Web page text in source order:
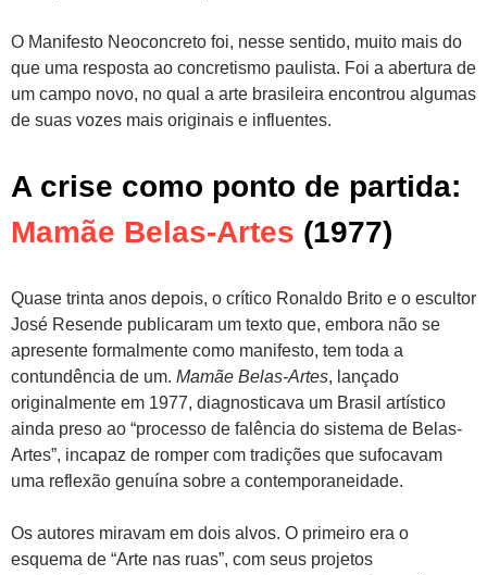
O Manifesto Neoconcreto foi, nesse sentido, muito mais do
que uma resposta ao concretismo paulista. Foi a abertura de
um campo novo, no qual a arte brasileira encontrou algumas
de suas vozes mais originais e influentes.
A crise como ponto de partida:
Mamãe Belas-Artes (1977)
Quase trinta anos depois, o crítico Ronaldo Brito e o escultor
José Resende publicaram um texto que, embora não se
apresente formalmente como manifesto, tem toda a
contundência de um. Mamãe Belas-Artes, lançado
originalmente em 1977, diagnosticava um Brasil artístico
ainda preso ao “processo de falência do sistema de Belas-
Artes”, incapaz de romper com tradições que sufocavam
uma reflexão genuína sobre a contemporaneidade.
Os autores miravam em dois alvos. O primeiro era o
esquema de “Arte nas ruas”, com seus projetos